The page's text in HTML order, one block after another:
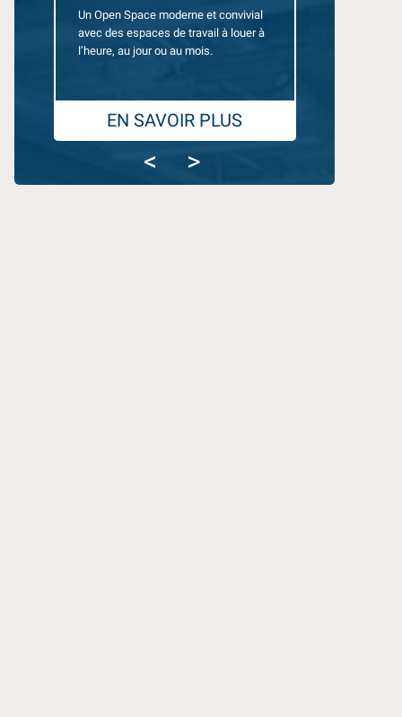
Un Open Space moderne et convivial
avec des espaces de travail à louer à
l’heure, au jour ou au mois.
EN SAVOIR PLUS
< >